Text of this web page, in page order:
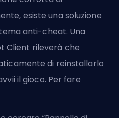
esiste una soluzione
anti-cheat. Una
Client rileverà che
di reinstallarlo
il gioco. Per fare